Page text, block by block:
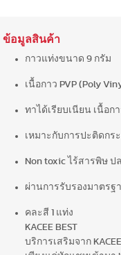
ข้อมูลสินค้า
กาวแท่งขนาด 9 กรัม
เนื้อกาว PVP (Poly
ทาได้เรียบเนียน เนื้อก
เหมาะกับการปะติดกร
Non toxic ไร้สารพิษ
ผ่านการรับรองมาตรฐ
คละสี 1 แท่ง
KACEE BEST
บริการเสริมจาก